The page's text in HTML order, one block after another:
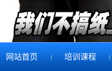
网站首页 | 培训课程 |